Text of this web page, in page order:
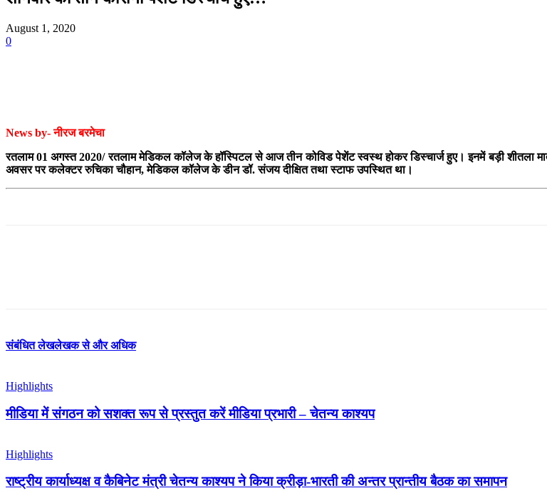
August 1, 2020
0
News by- नीरज बरमेचा
रतलाम 01 अगस्त 2020/ रतलाम मेडिकल कॉलेज के हॉस्पिटल से आज तीन कोविड पेशेंट स्वस्थ होकर डिस्चार्ज हुए। इनमें बड़ी शीतला
अवसर पर कलेक्टर रुचिका चौहान, मेडिकल कॉलेज के डीन डॉ. संजय दीक्षित तथा स्टाफ उपस्थित था।
संबंधित लेखलेखक से और अधिक
Highlights
मीडिया में संगठन को सशक्त रूप से प्रस्तुत करें मीडिया प्रभारी – चेतन्य काश्यप
Highlights
राष्ट्रीय कार्याध्यक्ष व कैबिनेट मंत्री चेतन्य काश्यप ने किया क्रीड़ा-भारती की अन्तर प्रान्तीय बैठक का समापन